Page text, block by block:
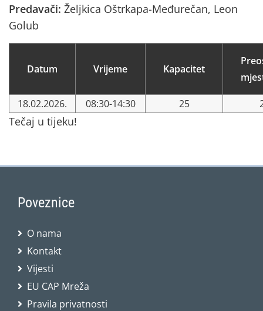
Predavači: Željkica Oštrkapa-Međurečan, Leon
Golub
Datum Vrijeme Kapacitet
18.02.2026. 08:30-14:30 25
Tečaj u tijeku!
Poveznice
O nama
Kontakt
Vijesti
EU CAP Mreža
Pravila privatnosti